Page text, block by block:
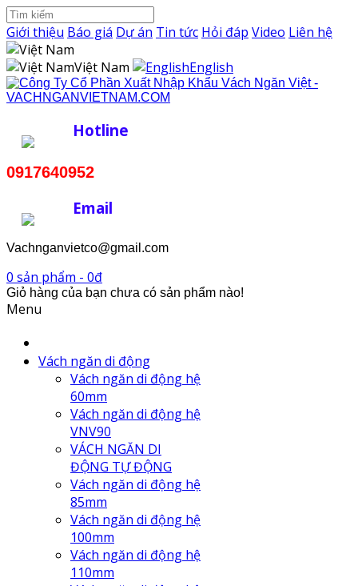
Giới thiệu Báo giá Dự án Tin tức Hỏi đáp Video Liên hệ
Việt Nam
English
Hotline
0917640952
Email
Vachnganvietco@gmail.com
0 sản phẩm - 0đ
Giỏ hàng của bạn chưa có sản phẩm nào!
Menu
Vách ngăn di động
Vách ngăn di động hệ
60mm
Vách ngăn di động hệ
VNV90
VÁCH NGĂN DI
ĐỘNG TỰ ĐỘNG
Vách ngăn di động hệ
85mm
Vách ngăn di động hệ
100mm
Vách ngăn di động hệ
110mm